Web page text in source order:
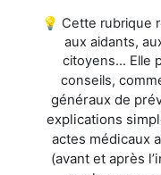
💡 Cette rubrique
aux aidants,
citoyens... Elle
conseils,
généraux de
explications
actes médicaux
(avant et après